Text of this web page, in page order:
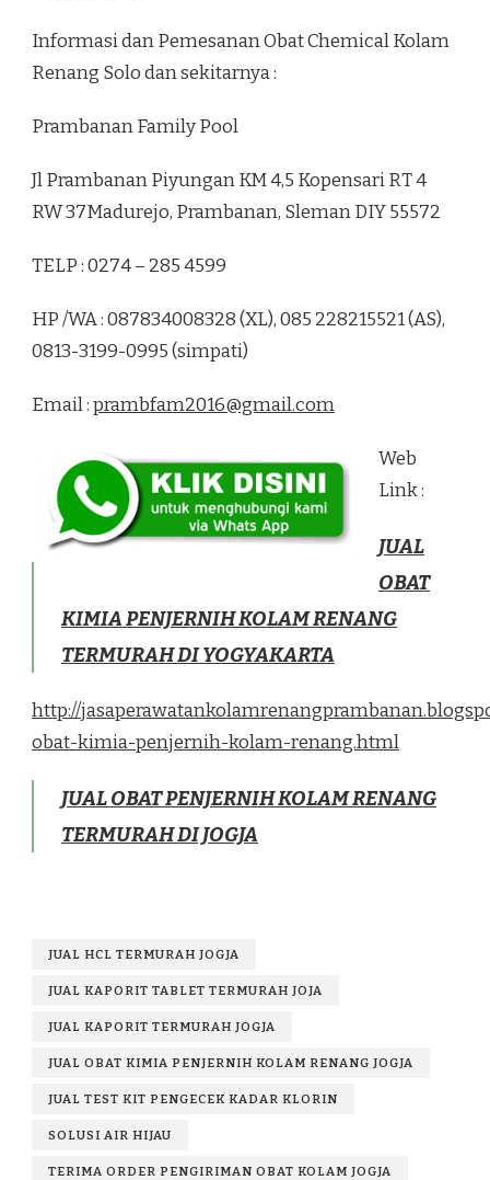
Informasi dan Pemesanan Obat Chemical Kolam
Renang Solo dan sekitarnya :
Prambanan Family Pool
Jl Prambanan Piyungan KM 4,5 Kopensari RT 4
RW 37Madurejo, Prambanan, Sleman DIY 55572
TELP : 0274 – 285 4599
HP /WA : 087834008328 (XL), 085 228215521 (AS),
0813-3199-0995 (simpati)
Email :prambfam2016@gmail.com
Web
Link :
JUAL
OBAT
KIMIA PENJERNIH KOLAM RENANG
TERMURAH DI YOGYAKARTA
http://
obat-kimia-penjernih-kolam-renang.html
JUAL OBAT PENJERNIH KOLAM RENANG
TERMURAH DI JOGJA
JUAL HCL TERMURAH JOGJA
JUAL KAPORIT TABLET TERMURAH JOJA
JUAL KAPORIT TERMURAH JOGJA
JUAL OBAT KIMIA PENJERNIH KOLAM RENANG JOGJA
JUAL TEST KIT PENGECEK KADAR KLORIN
SOLUSI AIR HIJAU
TERIMA ORDER PENGIRIMAN OBAT KOLAM JOGJA